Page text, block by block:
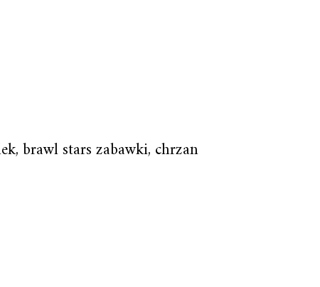
brawl stars zabawki, chrzan